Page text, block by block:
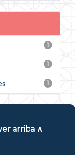
1
1
1
arriba ∧